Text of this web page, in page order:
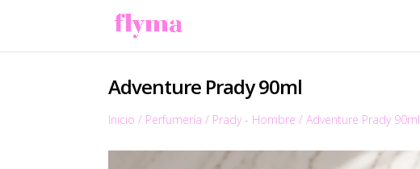
Adventure Prady 90ml
Inicio / Perfumería / Prady - Hombre /Adventure Prady 90ml